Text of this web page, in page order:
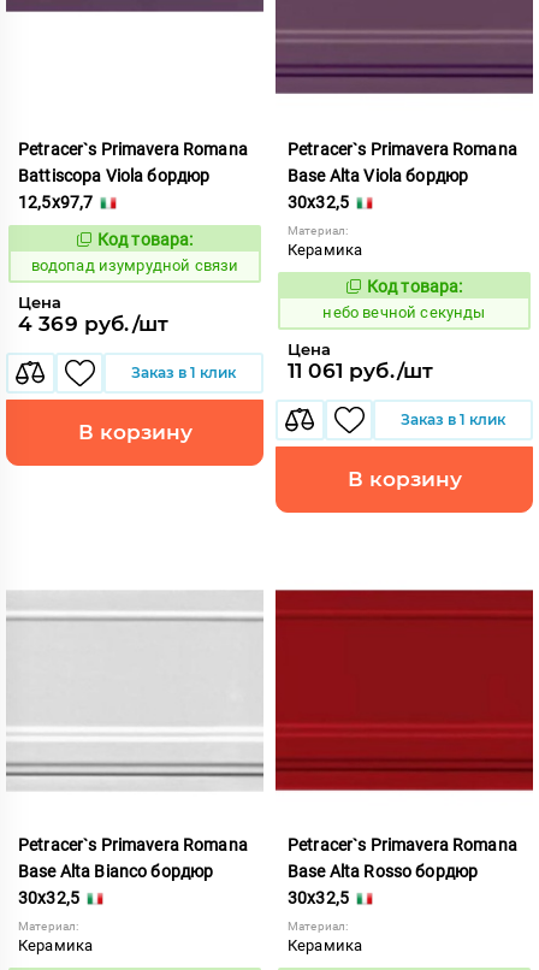
Petracer`s Primavera Romana
Battiscopa Viola бордюр
12,5x97,7
191836
Код товара:
водопад изумрудной связи
Цена
4 369 руб./шт
Заказ в 1 клик
В корзину
Petracer`s Primavera Romana
Base Alta Viola бордюр
30x32,5
Материал:
Керамика
1111087
Код товара:
небо вечной секунды
Цена
11 061 руб./шт
Заказ в 1 клик
В корзину
Petracer`s Primavera Romana
Base Alta Bianco бордюр
30x32,5
Материал:
Керамика
Petracer`s Primavera Romana
Base Alta Rosso бордюр
30x32,5
Материал:
Керамика